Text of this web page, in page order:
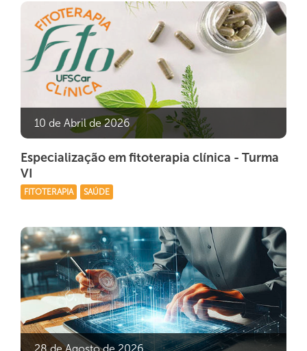
10 de Abril de 2026
Especialização em fitoterapia clínica - Turma
VI
FITOTERAPIA SAÚDE